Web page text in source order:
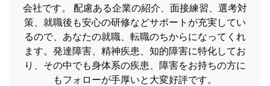
会社です。 配慮ある企業の紹介、面接練習、選考対
策、就職後も安心の研修などサポートが充実してい
るので、あなたの就職、転職のちからになってくれ
ます。発達障害、精神疾患、知的障害に特化してお
り、その中でも身体系の疾患、障害をお持ちの方に
もフォローが手厚いと大変好評です。